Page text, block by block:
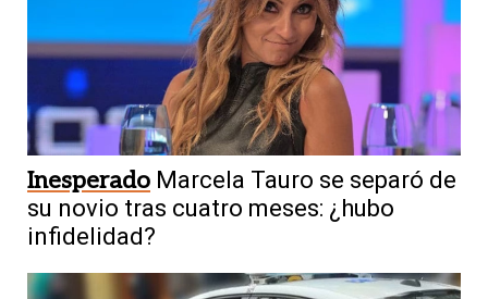
Inesperado Marcela Tauro se separó de
su novio tras cuatro meses: ¿hubo
infidelidad?